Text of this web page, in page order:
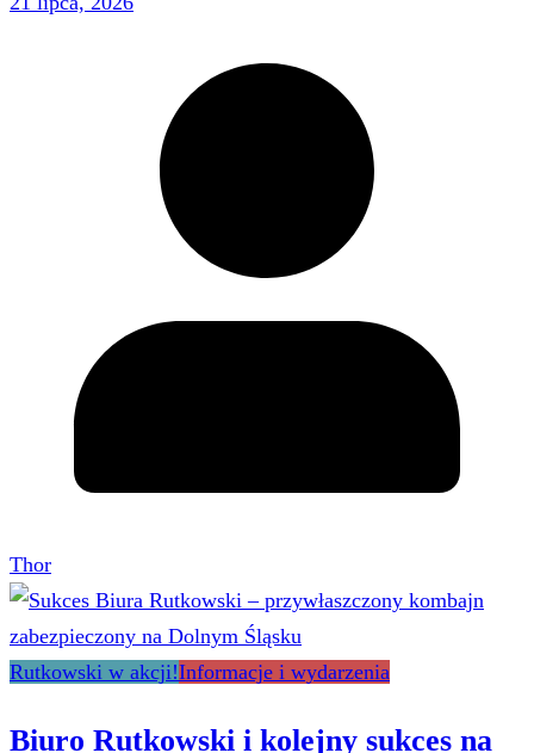
Thor
Rutkowski w akcji!Informacje i wydarzenia
Biuro Rutkowski i kolejny sukces na